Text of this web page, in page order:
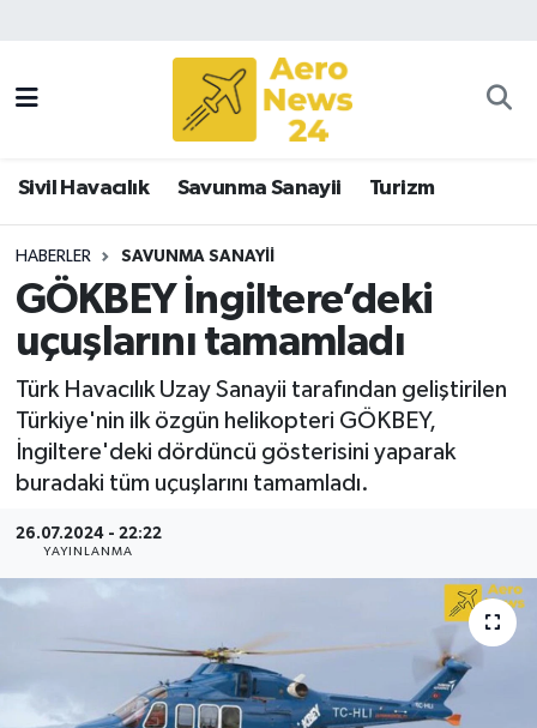
Sivil Havacılık Savunma Sanayii Turizm
HABERLER SAVUNMA SANAYII
GÖKBEY İngiltere’deki
uçuşlarını tamamladı
Türk Havacılık Uzay Sanayii tarafından geliştirilen
Türkiye'nin ilk özgün helikopteri GÖKBEY,
İngiltere'deki dördüncü gösterisini yaparak
buradaki tüm uçuşlarını tamamladı.
26.07.2024 - 22:22
YAYINLANMA